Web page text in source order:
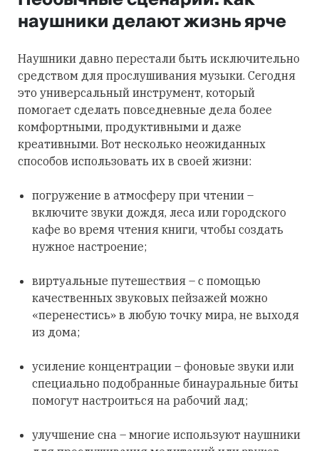
наушники делают жизнь ярче
Наушники давно перестали быть исключительно
средством для прослушивания музыки. Сегодня
это универсальный инструмент, который
помогает сделать повседневные дела более
комфортными, продуктивными и даже
креативными. Вот несколько неожиданных
способов использовать их в своей жизни:
погружение в атмосферу при чтении –
включите звуки дождя, леса или городского
кафе во время чтения книги, чтобы создать
нужное настроение;
виртуальные путешествия – с помощью
качественных звуковых пейзажей можно
«перенестись» в любую точку мира, не выходя
из дома;
усиление концентрации – фоновые звуки или
специально подобранные бинауральные биты
помогут настроиться на рабочий лад;
улучшение сна – многие используют наушники